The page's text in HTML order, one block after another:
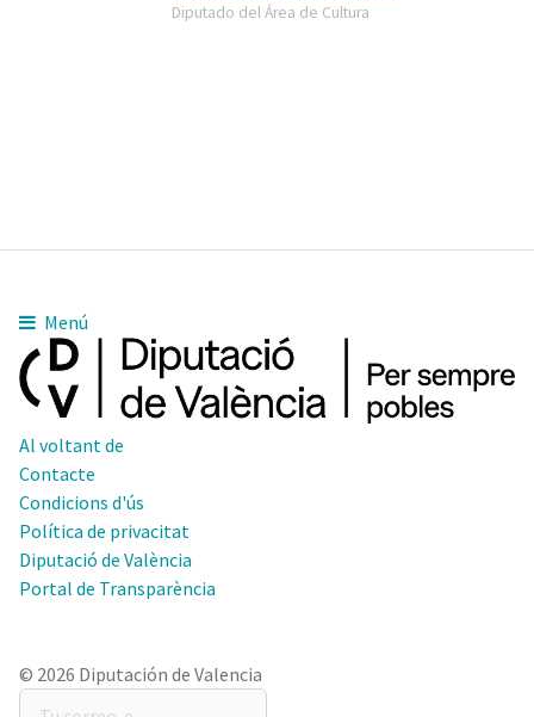
Diputado del Área de Cultura
Menú
Al voltant de
Contacte
Condicions d'ús
Política de privacitat
Diputació de València
Portal de Transparència
© 2026 Diputación de Valencia